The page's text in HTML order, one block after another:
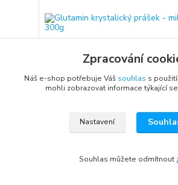
Glutamin krystalický prášek -
Glutamin mikronizovaný prášek
aminokyselinou ve svalové tkáni. To
Zpracování
Náš e-shop potřebuje Váš souhlas s
mohli zobrazovat informace týkající se
Nastavení
Souhlas můžete odmítnout